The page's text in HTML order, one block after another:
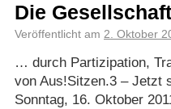
Die
Veröffentlicht am 2. Oktober
… durch Partizipation,
von Aus!Sitzen.3 – Jetzt
Sonntag, 16. Oktober